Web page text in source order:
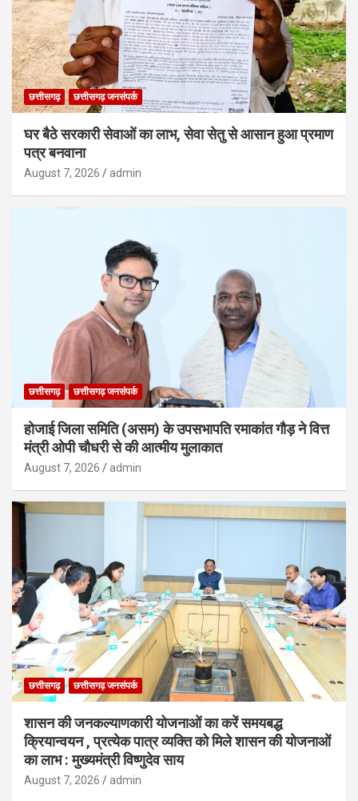
छत्तीसगढ़ छत्तीसगढ़ जनसंपर्क
घर बैठे सरकारी सेवाओं का लाभ, सेवा सेतु से आसान हुआ प्रमाण
पत्र बनवाना
August 7, 2026 admin
छत्तीसगढ़ छत्तीसगढ़ जनसंपर्क
होजाई जिला समिति (असम) के उपसभापति रमाकांत गौड़ ने वित्त
मंत्री ओपी चौधरी से की आत्मीय मुलाकात
August 7, 2026 admin
छत्तीसगढ़ छत्तीसगढ़ जनसंपर्क
शासन की जनकल्याणकारी योजनाओं का करें समयबद्ध
क्रियान्वयन , प्रत्येक पात्र व्यक्ति को मिले शासन की योजनाओं
का लाभ : मुख्यमंत्री विष्णुदेव साय
August 7, 2026 admin